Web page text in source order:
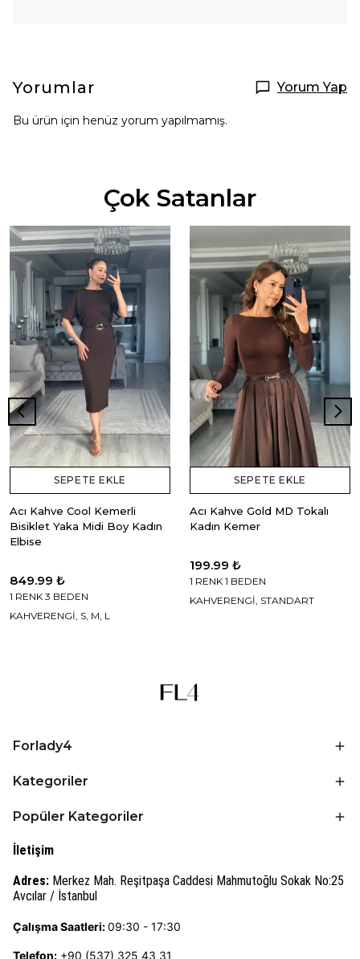
Yorumlar Yorum Yap
Bu ürün için henüz yorum yapılmamış.
Çok Satanlar
SEPETE EKLE
Acı Kahve Cool Kemerli
Bisiklet Yaka Midi Boy Kadın
Elbise
849.99 ₺
1 RENK 3 BEDEN
KAHVERENGİ, S, M, L
SEPETE EKLE
Acı Kahve Gold MD Tokalı
Kadın Kemer
199.99 ₺
1 RENK 1 BEDEN
KAHVERENGİ, STANDART
Forlady4
Kategoriler
Popüler Kategoriler
İletişim
Adres: Merkez Mah. Reşitpaşa Caddesi Mahmutoğlu Sokak No:25
Avcılar / İstanbul
Çalışma Saatleri:09:30 - 17:30
Telefon: +90 (537) 325 43 31